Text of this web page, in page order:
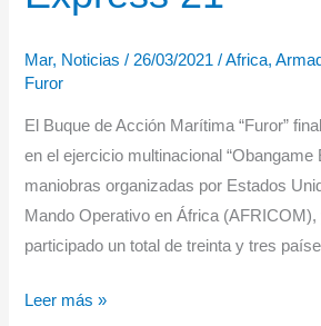
Mar, Noticias / 26/03/2021/Africa,
Furor
El Buque de Acción Marítima “Furor”
en el ejercicio multinacional “Obangame
maniobras organizadas por Estados
Mando Operativo en África
participado un total de treinta y tres
El
Leer más »